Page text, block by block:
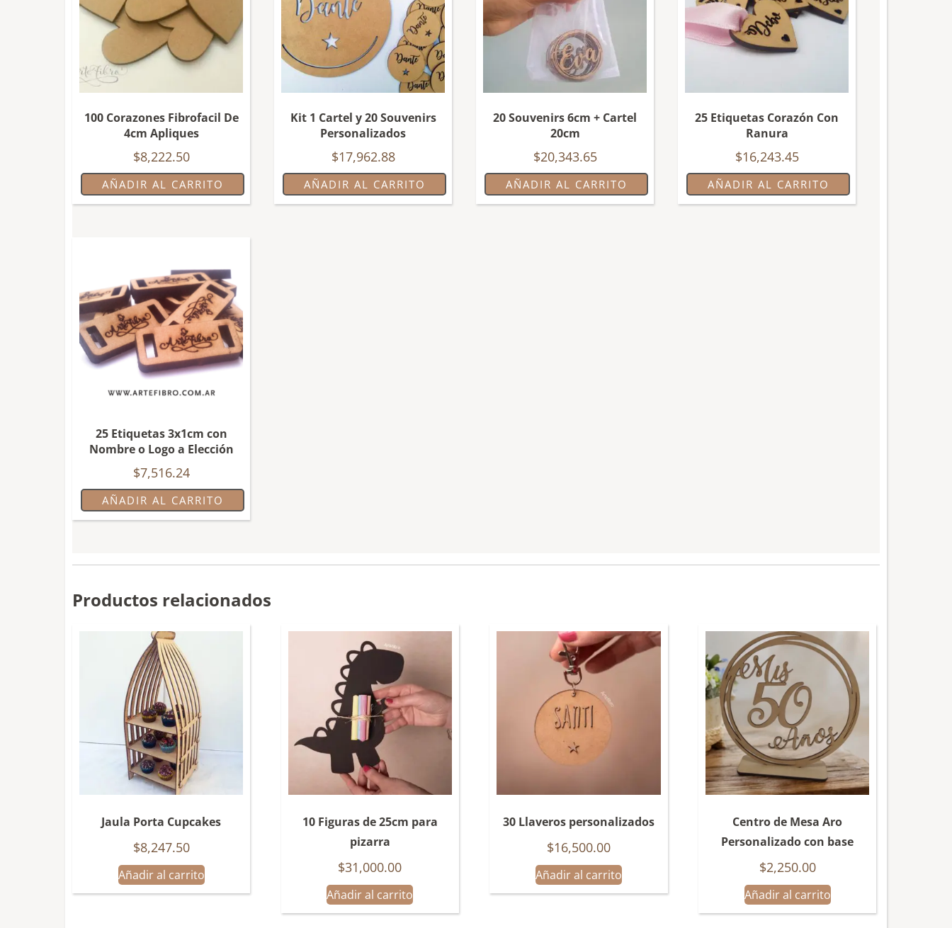
100 Corazones Fibrofacil De
4cm Apliques
$8,222.50
AÑADIR AL CARRITO
Kit 1 Cartel y 20 Souvenirs
Personalizados
$17,962.88
AÑADIR AL CARRITO
20 Souvenirs 6cm + Cartel
20cm
$20,343.65
AÑADIR AL CARRITO
25 Etiquetas Corazón Con
Ranura
$16,243.45
AÑADIR AL CARRITO
25 Etiquetas 3x1cm con
Nombre o Logo a Elección
$7,516.24
AÑADIR AL CARRITO
Productos relacionados
Jaula Porta Cupcakes
$8,247.50
Añadir al carrito
10 Figuras de 25cm para
pizarra
$31,000.00
Añadir al carrito
30 Llaveros personalizados
$16,500.00
Añadir al carrito
Centro de Mesa Aro
Personalizado con base
$2,250.00
Añadir al carrito